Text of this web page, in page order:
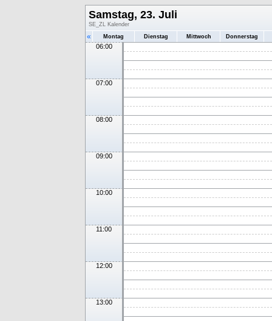
Samstag, 23. Juli
SE_ZL Kalender
« Montag Dienstag Mittwoch Donnerstag
06:00
07:00
08:00
09:00
10:00
11:00
12:00
13:00